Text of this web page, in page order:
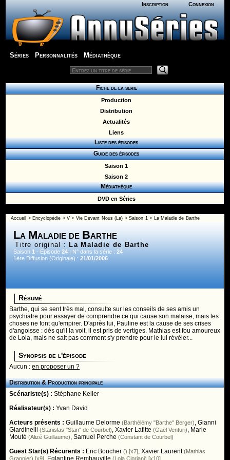
Inscription Connexion
Séries Personnalités Médiathèque
Fiche de la série
Production
Distribution
Actualités
Liens
Liste des épisodes
Guide des épisodes
Saison 1
Saison 2
Médiathèque
DVD en Séries
Accueil > Encyclopédie >V > Vie Devant Nous (La) >Saison 1> La Maladie de Barthe
La Maladie de Barthe
Titre original : La Maladie de Barthe
Saison1 - Episode24 | N° dans la série :24
1ère Diffusion (Originale) :21/01/2006
Résumé
Barthe, qui se sent très mal, consulte sur les conseils de ses amis un
psychiatre pour essayer de comprendre ce qui cause son malaise, mais les
choses ne font qu'empirer. D'après lui, Pauline est la cause de ses crises
d'angoisse : dès qu'il la voit, il est pris de vertiges. Mathias est fou amoureux
de Lola, mais ne sait pas comment s'y prendre pour le lui révéler...
Synopsis de l'épisode
Aucun :en proposer un ?
Distribution & Production principale
Scénariste(s) :Stéphane Keller
Réalisateur(s) :Yvan David
Acteurs présents :Guillaume Delorme (Barthélémy "Barthe" Berger),Gianni
Giardinelli (Stanislas "Stan" de Courbel),Xavier Lafitte (Gaël Venturi), Marie
Mouté (Alizé Guillaume),Samuel Perche (Constant de Courbel)
Guest Star(s) Récurents : Eric Boucher () [x7],Xavier Laurent (Mathias
Grannier) [x9]
Eglantine Rembauville (Lola Cipriani) [x10]